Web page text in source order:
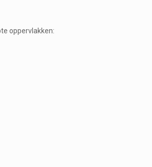
oppervlakken: